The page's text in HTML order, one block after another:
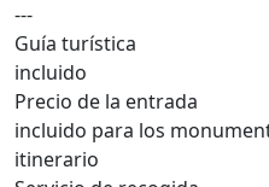
---
Guía turística
incluido
Precio de la entrada
incluido para los
itinerario